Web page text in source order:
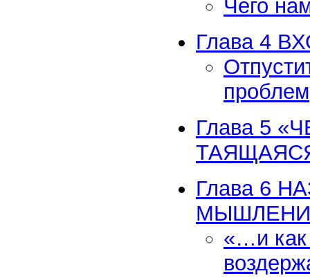
Чего
Глава 4
проблем
Глава 5
Глава 6
«…и как